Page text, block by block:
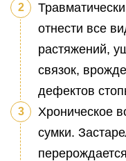
отнести все
растяжений,
связок,
дефектов
Хроническое
сумки.